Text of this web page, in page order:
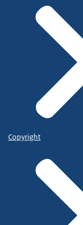
Copyright